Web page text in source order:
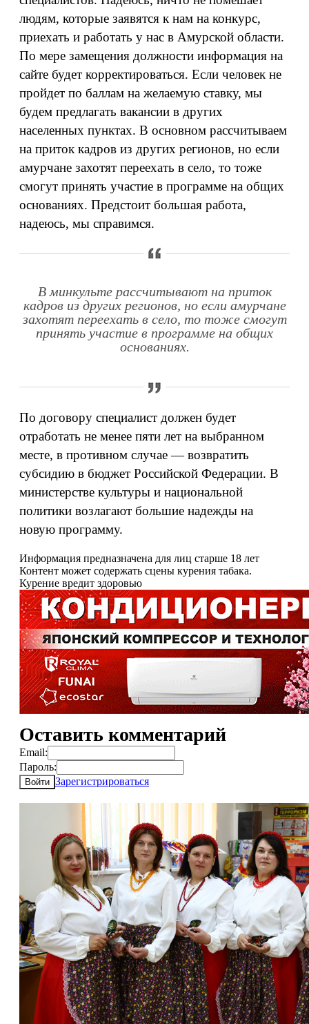
людям, которые заявятся к нам на конкурс,
приехать и работать у нас в Амурской области.
По мере замещения должности информация на
сайте будет корректироваться. Если человек не
пройдет по баллам на желаемую ставку, мы
будем предлагать вакансии в других
населенных пунктах. В основном рассчитываем
на приток кадров из других регионов, но если
амурчане захотят переехать в село, то тоже
смогут принять участие в программе на общих
основаниях. Предстоит большая работа,
надеюсь, мы справимся.
В минкульте рассчитывают на приток
кадров из других регионов, но если амурчане
захотят переехать в село, то тоже смогут
принять участие в программе на общих
основаниях.
По договору специалист должен будет
отработать не менее пяти лет на выбранном
месте, в противном случае — возвратить
субсидию в бюджет Российской Федерации. В
министерстве культуры и национальной
политики возлагают большие надежды на
новую программу.
Информация предназначена для лиц старше 18 лет
Контент может содержать сцены курения табака.
Курение вредит здоровью
Оставить комментарий
Email:
Пароль:
Войти Зарегистрироваться